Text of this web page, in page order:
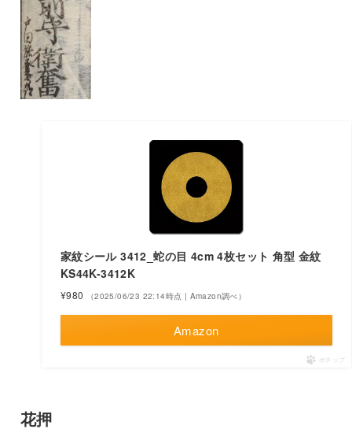
家紋シール 3412_蛇の目 4cm 4枚セット 角型 金紋
KS44K-3412K
¥980 （2025/06/23 22:14時点 | Amazon調べ）
Amazon
ポチップ
花押